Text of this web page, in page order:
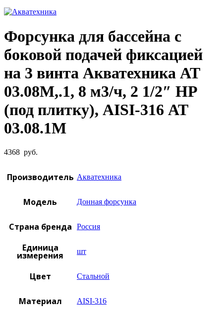
Форсунка для бассейна с
боковой подачей фиксацией
на 3 винта Акватехника АТ
03.08М,.1, 8 м3/ч, 2 1/2″ НР
(под плитку), AISI-316 АТ
03.08.1M
4368 руб.
Производитель Акватехника
Модель Донная форсунка
Страна бренда Россия
Единица
измерения шт
Цвет Стальной
Материал AISI-316